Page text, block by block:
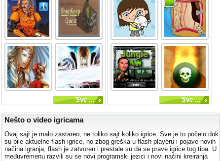
Sve ... Sve ...
Nešto o video igricama
Ovaj sajt je malo zastareo, ne toliko sajt koliko igrice. Sve je to počelo dok
su bile aktuelne flash igrice, no zbog greška u flash playeru i pojave novih
načina igranja, flash je zatvoren i prestale su da se prave igrice tog tipa. U
međuvremenu razvili su se novi programski jezici i novi načini kreiranja